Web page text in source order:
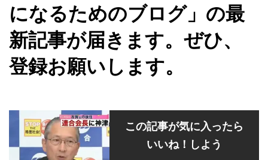
になるためのブログ」の最
新記事が届きます。ぜひ、
登録お願いします。
この記事が気に入ったら
いいね！しよう